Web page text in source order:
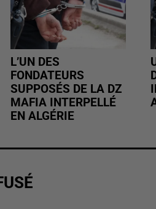
L’UN DES
FONDATEURS
SUPPOSÉS DE LA DZ
MAFIA INTERPELLÉ
EN ALGÉRIE